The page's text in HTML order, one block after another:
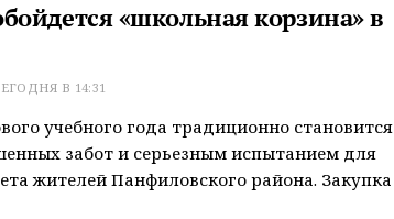
«школьная корзина» в
В 14:31
учебного года традиционно становится
забот и серьезным испытанием для
жителей Панфиловского района. Закупка